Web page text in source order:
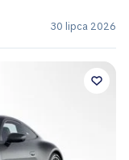
30 lipca 2026